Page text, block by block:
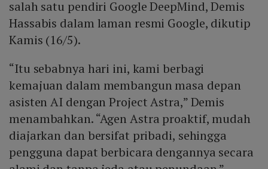
salah satu pendiri Google DeepMind, Demis
Hassabis dalam laman resmi Google, dikutip
Kamis (16/5).
“Itu sebabnya hari ini, kami berbagi
kemajuan dalam membangun masa depan
asisten AI dengan Project Astra,” Demis
menambahkan. “Agen Astra proaktif, mudah
diajarkan dan bersifat pribadi, sehingga
pengguna dapat berbicara dengannya secara